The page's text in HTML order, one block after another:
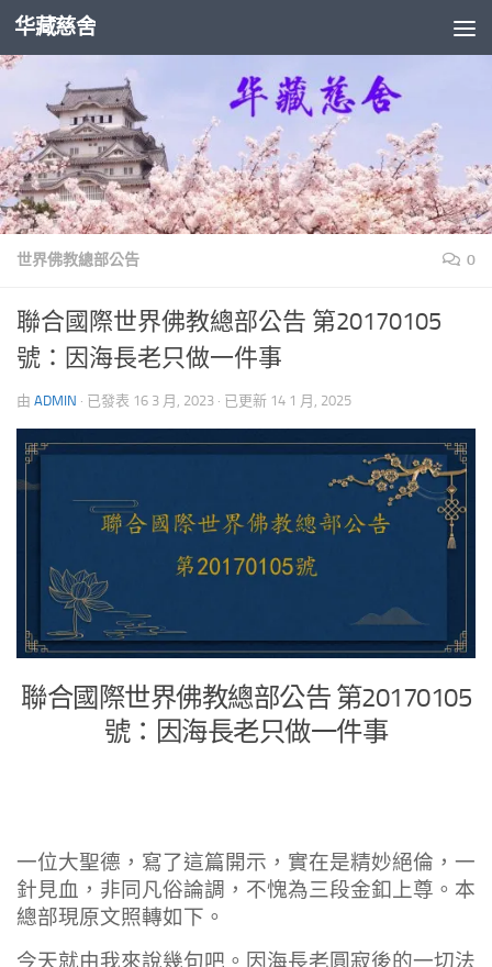
Skip to content
华藏慈舍
世界佛教總部公告 0
聯合國際世界佛教總部公告 第20170105
號：因海長老只做一件事
由 ADMIN · 已發表 16 3 月, 2023 · 已更新 14 1 月, 2025
聯合國際世界佛教總部公告 第20170105
號：因海長老只做一件事
一位大聖德，寫了這篇開示，實在是精妙絕倫，一
針見血，非同凡俗論調，不愧為三段金釦上尊。本
總部現原文照轉如下。
今天就由我來說幾句吧。因海長老圓寂後的一切法